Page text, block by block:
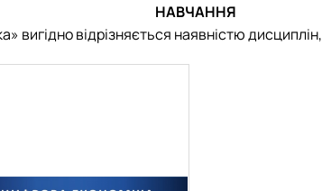
НАВЧАННЯ
вигідно відрізняється наявністю